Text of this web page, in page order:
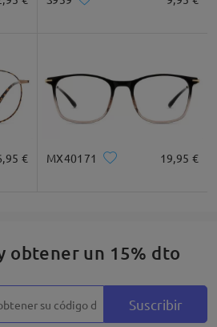
€ MX40171 19,95 €
obtener un 15% dto
Suscribir